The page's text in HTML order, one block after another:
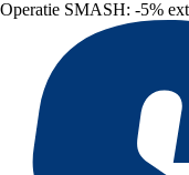
Operatie SMASH: -5%